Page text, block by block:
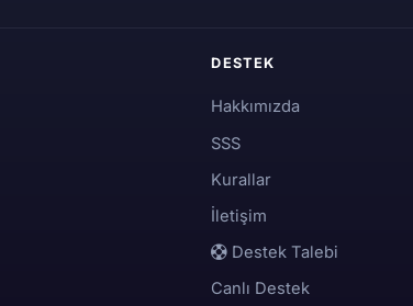
DESTEK
Hakkımızda
SSS
Kurallar
İletişim
Destek Talebi
Canlı Destek